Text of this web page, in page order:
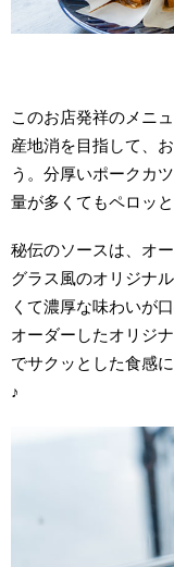
このお店発祥のメニ
産地消を目指して、
う。分厚いポークカ
量が多くてもペロッ
秘伝のソースは、オ
グラス風のオリジナ
くて濃厚な味わいが
オーダーしたオリジ
でサクッとした食感
♪